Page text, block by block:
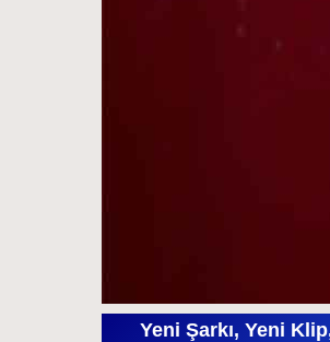
Yeni Şarkı, Yeni